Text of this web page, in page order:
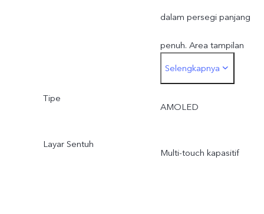
dalam persegi panjang
penuh. Area tampilan
aktual sedikit lebih kecil.
Selengkapnya
Tipe
AMOLED
Layar Sentuh
Multi-touch kapasitif